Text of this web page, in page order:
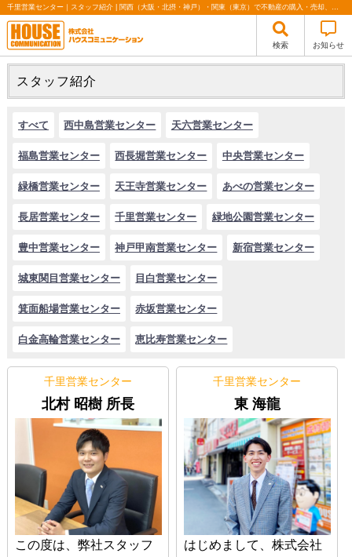
千里営業センター｜スタッフ紹介 | 関西（大阪・北摂・神戸）・関東（東京）で不動産の購入・売却、注文住宅、リノベーションの事なら株式会社ハウスコミュニケーション
検索 お知らせ
スタッフ紹介
すべて 西中島営業センター 天六営業センター
福島営業センター 西長堀営業センター 中央営業センター
緑橋営業センター 天王寺営業センター あべの営業センター
長居営業センター 千里営業センター 緑地公園営業センター
豊中営業センター 神戸甲南営業センター 新宿営業センター
城東関目営業センター 目白営業センター
箕面船場営業センター 赤坂営業センター
白金高輪営業センター 恵比寿営業センター
千里営業センター
北村 昭樹 所長
この度は、弊社スタッフ
千里営業センター
東 海龍
はじめまして、株式会社